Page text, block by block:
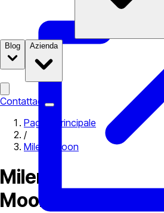
Blog Azienda
Contattaci
Pagina principale
/
Milena Moon
Milena
Moon